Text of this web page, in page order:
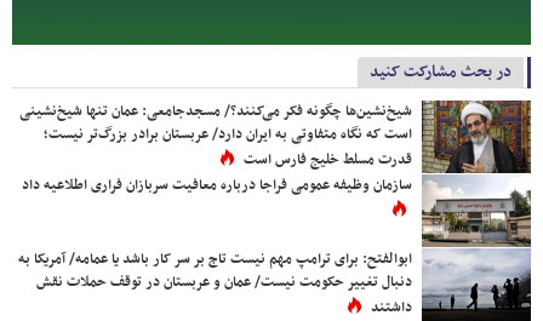
در بحث مشارکت کنید
شیخ‌نشین‌ها چگونه فکر می‌کنند؟/ مسجدجامعی: عمان تنها شیخ‌نشینی
است که نگاه متفاوتی به ایران دارد/ عربستان برادر بزرگ‌تر نیست؛
قدرت مسلط خلیج فارس است
سازمان وظیفه عمومی فراجا درباره معافیت سربازان فراری اطلاعیه داد
ابوالفتح: برای ترامپ مهم نیست تاج بر سر کار باشد یا عمامه/ آمریکا به
دنبال تغییر حکومت نیست/ عمان و عربستان در توقف حملات نقش
داشتند